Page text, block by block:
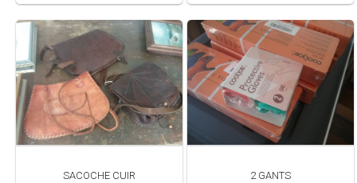
SACOCHE CUIR 2 GANTS